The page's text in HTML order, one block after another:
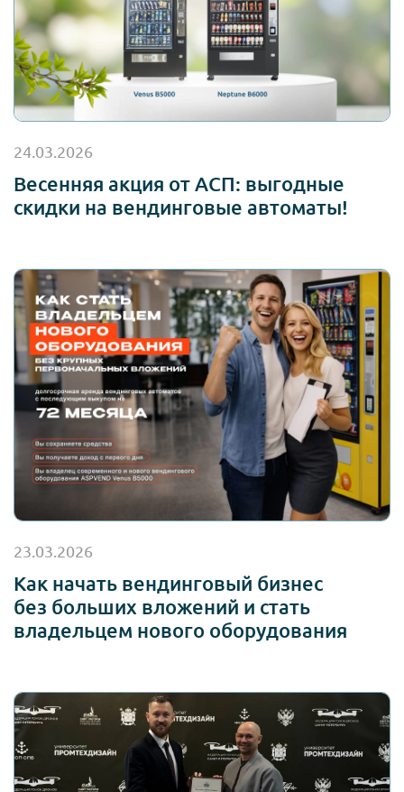
24.03.2026
Весенняя акция от АСП: выгодные
скидки на вендинговые автоматы!
23.03.2026
Как начать вендинговый бизнес
без больших вложений и стать
владельцем нового оборудования